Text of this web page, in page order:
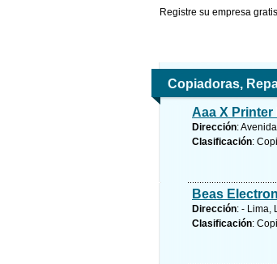
Registre su empresa
Copiadoras,
Aaa X
Dirección:
Clasificación:
Beas
Dirección: - Lima,
Clasificación: